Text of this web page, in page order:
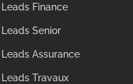
Leads Finance
Leads Senior
Leads Assurance
Leads Travaux